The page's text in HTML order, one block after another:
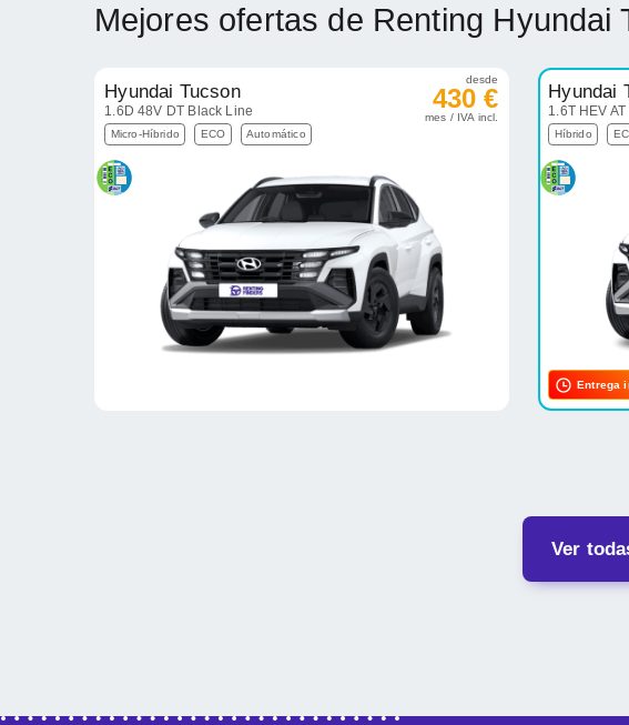
Mejores ofertas de Renting Hyundai
Hyundai Tucson
1.6D 48V DT Black Line
Micro-Híbrido ECO Automático
desde
430 €
mes / IVA incl.
Hyundai
1.6T HEV
Híbrido
Entrega
Ver